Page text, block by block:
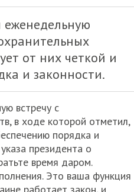
от них четкой и
и законности.
встречу с
в ходе которой отметил,
порядка и
президента о
время даром.
Это ваша функция